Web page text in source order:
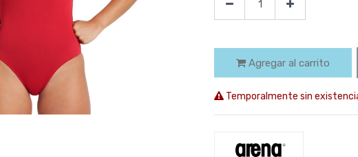
Agregar al carrito
Temporalmente sin